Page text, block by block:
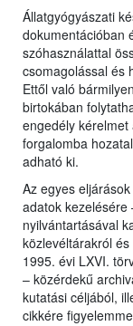
Állatgyógyászati
dokumentációban
szóhasználattal
csomagolással és
Ettől való
birtokában
engedély
forgalomba
adható ki.
Az egyes
adatok kezelésére
nyilvántartásával
közlevéltárakról
1995. évi LXVI.
– közérdekű
kutatási céljából,
cikkére